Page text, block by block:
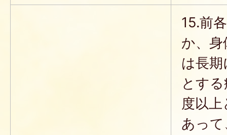
15.前
か、
は長
とす
度以
あって